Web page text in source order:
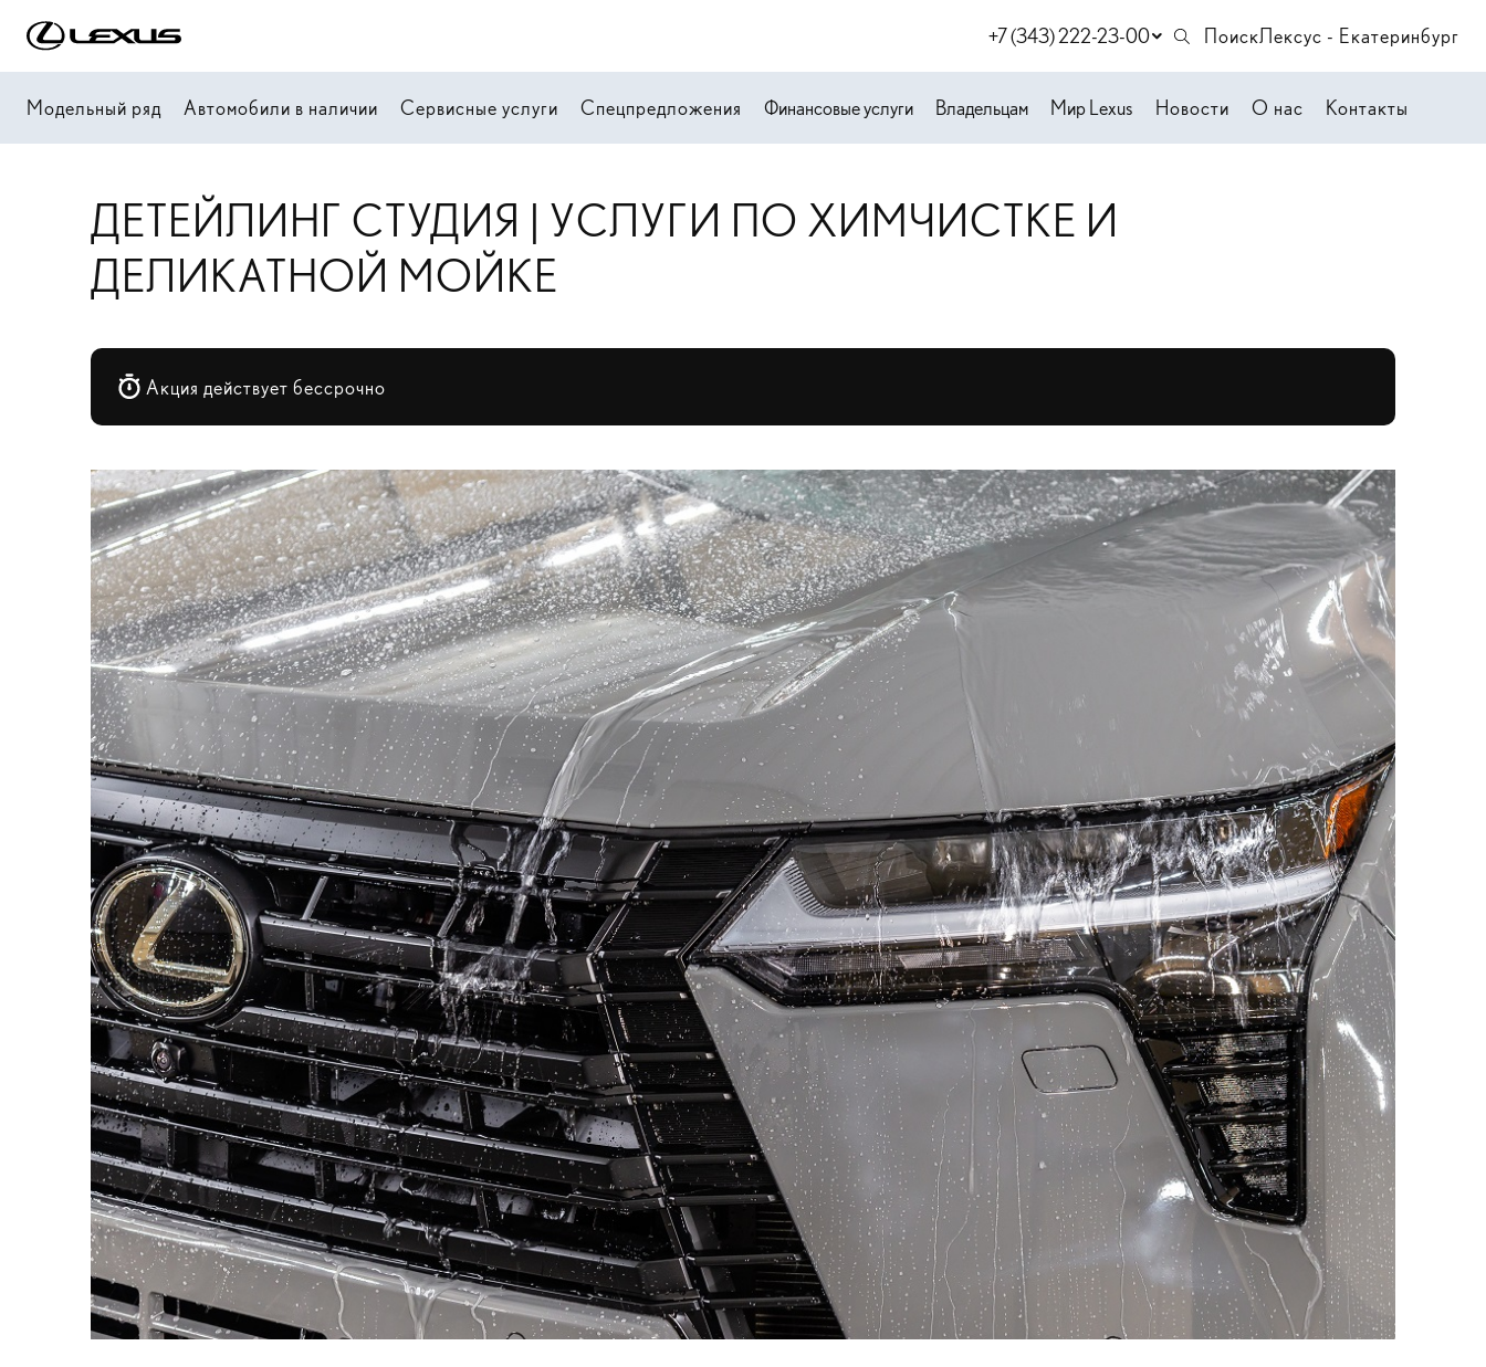
+7 (343) 222-23-00 ПоискЛексус - Екатеринбург
Модельный ряд Автомобили в наличии Сервисные услуги Спецпредложения Финансовые услуги Владельцам Мир Lexus Новости О нас Контакты
ДЕТЕЙЛИНГ СТУДИЯ | УСЛУГИ ПО ХИМЧИСТКЕ И
ДЕЛИКАТНОЙ МОЙКЕ
Акция действует бессрочно